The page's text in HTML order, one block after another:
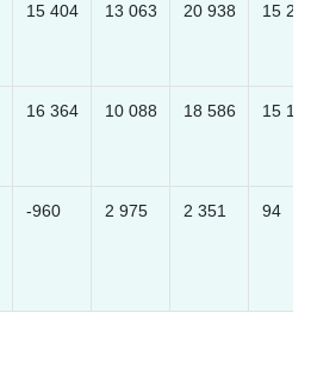
15 404 13 063 20 938 15
16 364 10 088 18 586 15
-960 2 975 2 351 94